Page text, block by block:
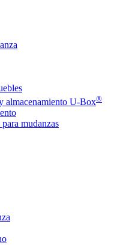
almacenamiento U-Box®
mudanzas